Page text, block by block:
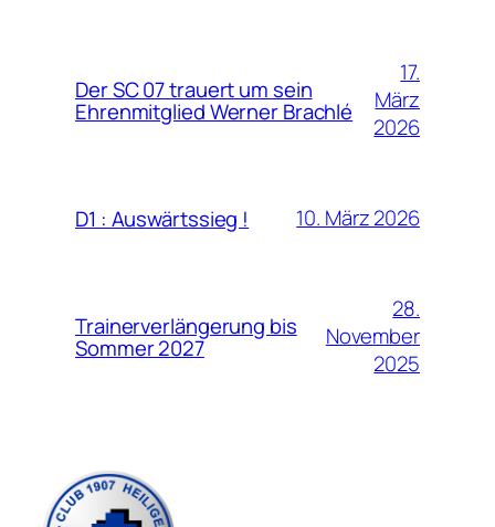
Der SC 07 trauert um sein
Ehrenmitglied Werner Brachlé
17.
März
2026
D1 : Auswärtssieg ! 10. März 2026
Trainerverlängerung bis
Sommer 2027
28.
November
2025